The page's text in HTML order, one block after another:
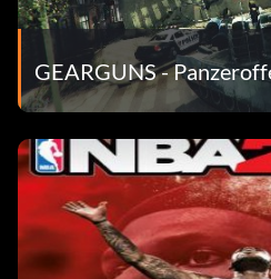
Das letzte Lied (Platin): Ich
Kapitel Null (Bronze): Schließe
Ende A (Silber): Schließe Zweig
Ende B (Silber): Schließe Zweig
Ende C (Silber): Schließe Zweig
GEARGUNS -